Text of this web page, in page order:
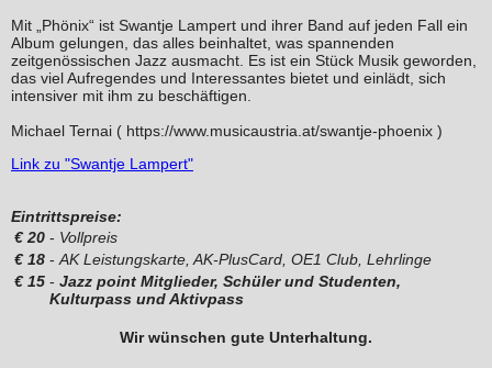
Mit „Phönix“ ist Swantje Lampert und ihrer Band auf jeden Fall ein
Album gelungen, das alles beinhaltet, was spannenden
zeitgenössischen Jazz ausmacht. Es ist ein Stück Musik geworden,
das viel Aufregendes und Interessantes bietet und einlädt, sich
intensiver mit ihm zu beschäftigen.
Michael Ternai ( https://www.musicaustria.at/swantje-phoenix )
Link zu "Swantje Lampert"
Eintrittspreise:
€ 20 - Vollpreis
€ 18 - AK Leistungskarte, AK-PlusCard, OE1 Club, Lehrlinge
€ 15 - Jazz point Mitglieder, Schüler und Studenten,
Kulturpass und Aktivpass
Wir wünschen gute Unterhaltung.